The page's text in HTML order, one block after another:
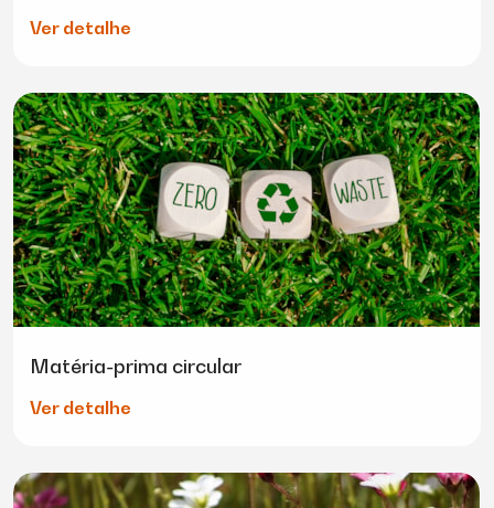
Ver detalhe
Matéria-prima circular
Ver detalhe